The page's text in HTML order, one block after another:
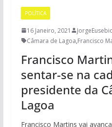
POLÍTICA
16 Janeiro, 2021
Câmara de Lagoa,Francisco
Francisco
sentar-se na
presidente da
Lagoa
Francisco Martins vai